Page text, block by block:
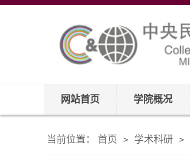
网站首页 学院概况
当前位置： 首页 > 学术科研 >